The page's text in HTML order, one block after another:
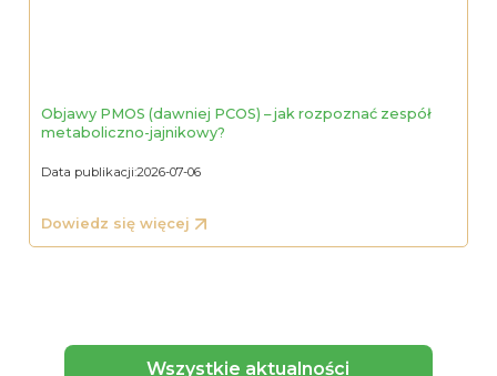
Objawy PMOS (dawniej PCOS) – jak rozpoznać zespół
metaboliczno-jajnikowy?
Data publikacji:2026-07-06
Dowiedz się więcej
Wszystkie aktualności